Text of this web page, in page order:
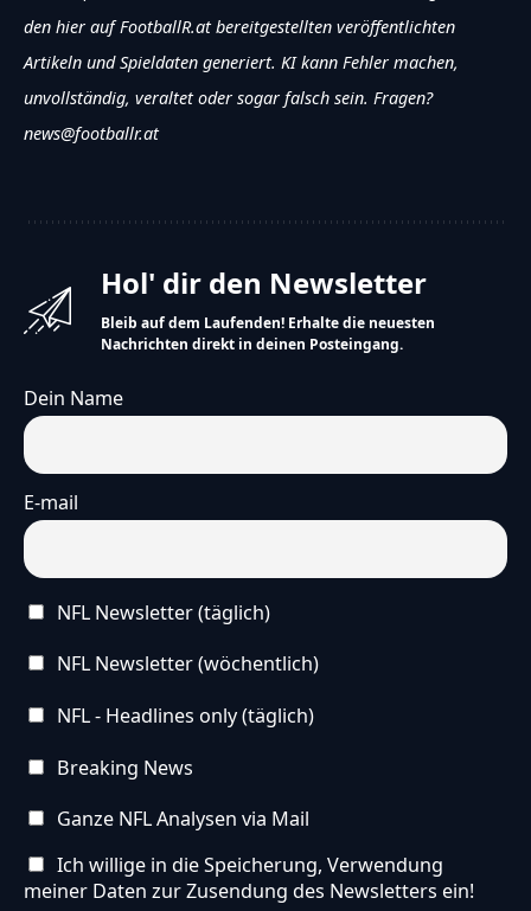
den hier auf FootballR.at bereitgestellten veröffentlichten
Artikeln und Spieldaten generiert. KI kann Fehler machen,
unvollständig, veraltet oder sogar falsch sein. Fragen?
news@footballr.at
Hol' dir den Newsletter
Bleib auf dem Laufenden! Erhalte die neuesten
Nachrichten direkt in deinen Posteingang.
Dein Name
E-mail
NFL Newsletter (täglich)
NFL Newsletter (wöchentlich)
NFL - Headlines only (täglich)
Breaking News
Ganze NFL Analysen via Mail
Ich willige in die Speicherung, Verwendung
meiner Daten zur Zusendung des Newsletters ein!